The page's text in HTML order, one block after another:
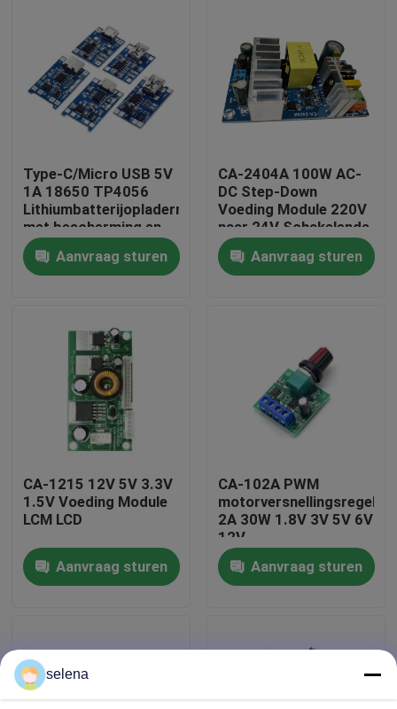
Thuis
Producten
Fabriekstour
Kwaliteitscontrole
Neem contact met ons op
Gevallen
Voedingmodule
Type-C/Micro USB 5V
1A 18650 TP4056
Lithiumbatterijopladermodule
met bescherming en
dubbele functies
Aanvraag sturen
CA-2404A 100W AC-
DC Step-Down
Voeding Module 220V
naar 24V Schakelende
Voeding
Aanvraag sturen
CA-1215 12V 5V 3.3V
1.5V Voeding Module
LCM LCD
Aanvraag sturen
CA-102A PWM
motorversnellingsregelaar
2A 30W 1.8V 3V 5V 6V
12V
Aanvraag sturen
selena